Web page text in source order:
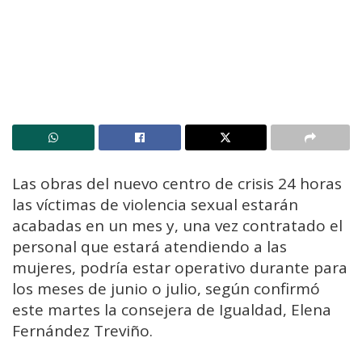
Las obras del nuevo centro de crisis 24 horas
las víctimas de violencia sexual estarán
acabadas en un mes y, una vez contratado el
personal que estará atendiendo a las
mujeres, podría estar operativo durante para
los meses de junio o julio, según confirmó
este martes la consejera de Igualdad, Elena
Fernández Treviño.